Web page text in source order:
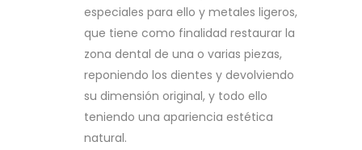
especiales para ello y metales ligeros,
que tiene como finalidad restaurar la
zona dental de una o varias piezas,
reponiendo los dientes y devolviendo
su dimensión original, y todo ello
teniendo una apariencia estética
natural.